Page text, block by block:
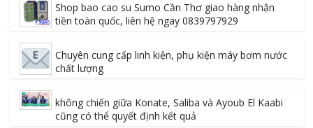
Shop bao cao su Sumo Cần Thơ giao hàng nhận
tiền toàn quốc, liên hệ ngay 0839797929
Chuyên cung cấp linh kiện, phụ kiện máy bơm nước
chất lượng
không chiến giữa Konate, Saliba và Ayoub El Kaabi
cũng có thể quyết định kết quả